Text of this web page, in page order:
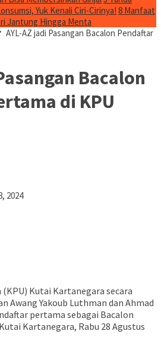
Yuk Kenali Ciri-Cirinya! 8 Manfaat
Jantung Hingga Menta
AYL-AZ jadi Pasangan Bacalon Pendaftar
Bacalon
di KPU
2024
Kutai Kartanegara secara
Awang Yakoub Luthman dan Ahmad
pertama sebagai Bacalon
Kartanegara, Rabu 28 Agustus